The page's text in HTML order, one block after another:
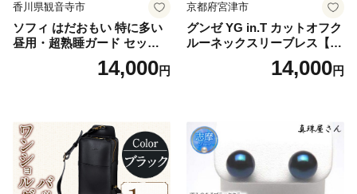
香川県観音寺市
ソフィ はだおもい 特に多い
昼用・超熟睡ガード セット
羽付き ナプキン 生理用品 サ
ニタリー ユニ・チャーム
14,000円
京都府宮津市
グンゼ YG in.T カットオフク
ルーネックスリーブレス【Y
V2618P】Lサイズ クリアベ
ージュ3枚セット [№5716-04
14,000円